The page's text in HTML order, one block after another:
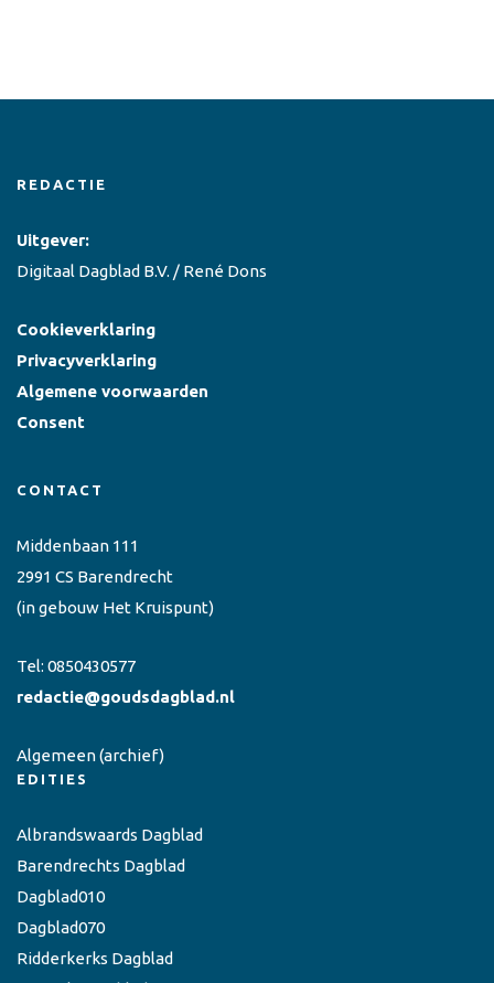
REDACTIE
Uitgever:
Digitaal Dagblad B.V. / René Dons
Cookieverklaring
Privacyverklaring
Algemene voorwaarden
Consent
CONTACT
Middenbaan 111
2991 CS Barendrecht
(in gebouw Het Kruispunt)
Tel: 0850430577
redactie@goudsdagblad.nl
Algemeen(archief)
EDITIES
Albrandswaards Dagblad
Barendrechts Dagblad
Dagblad010
Dagblad070
Ridderkerks Dagblad